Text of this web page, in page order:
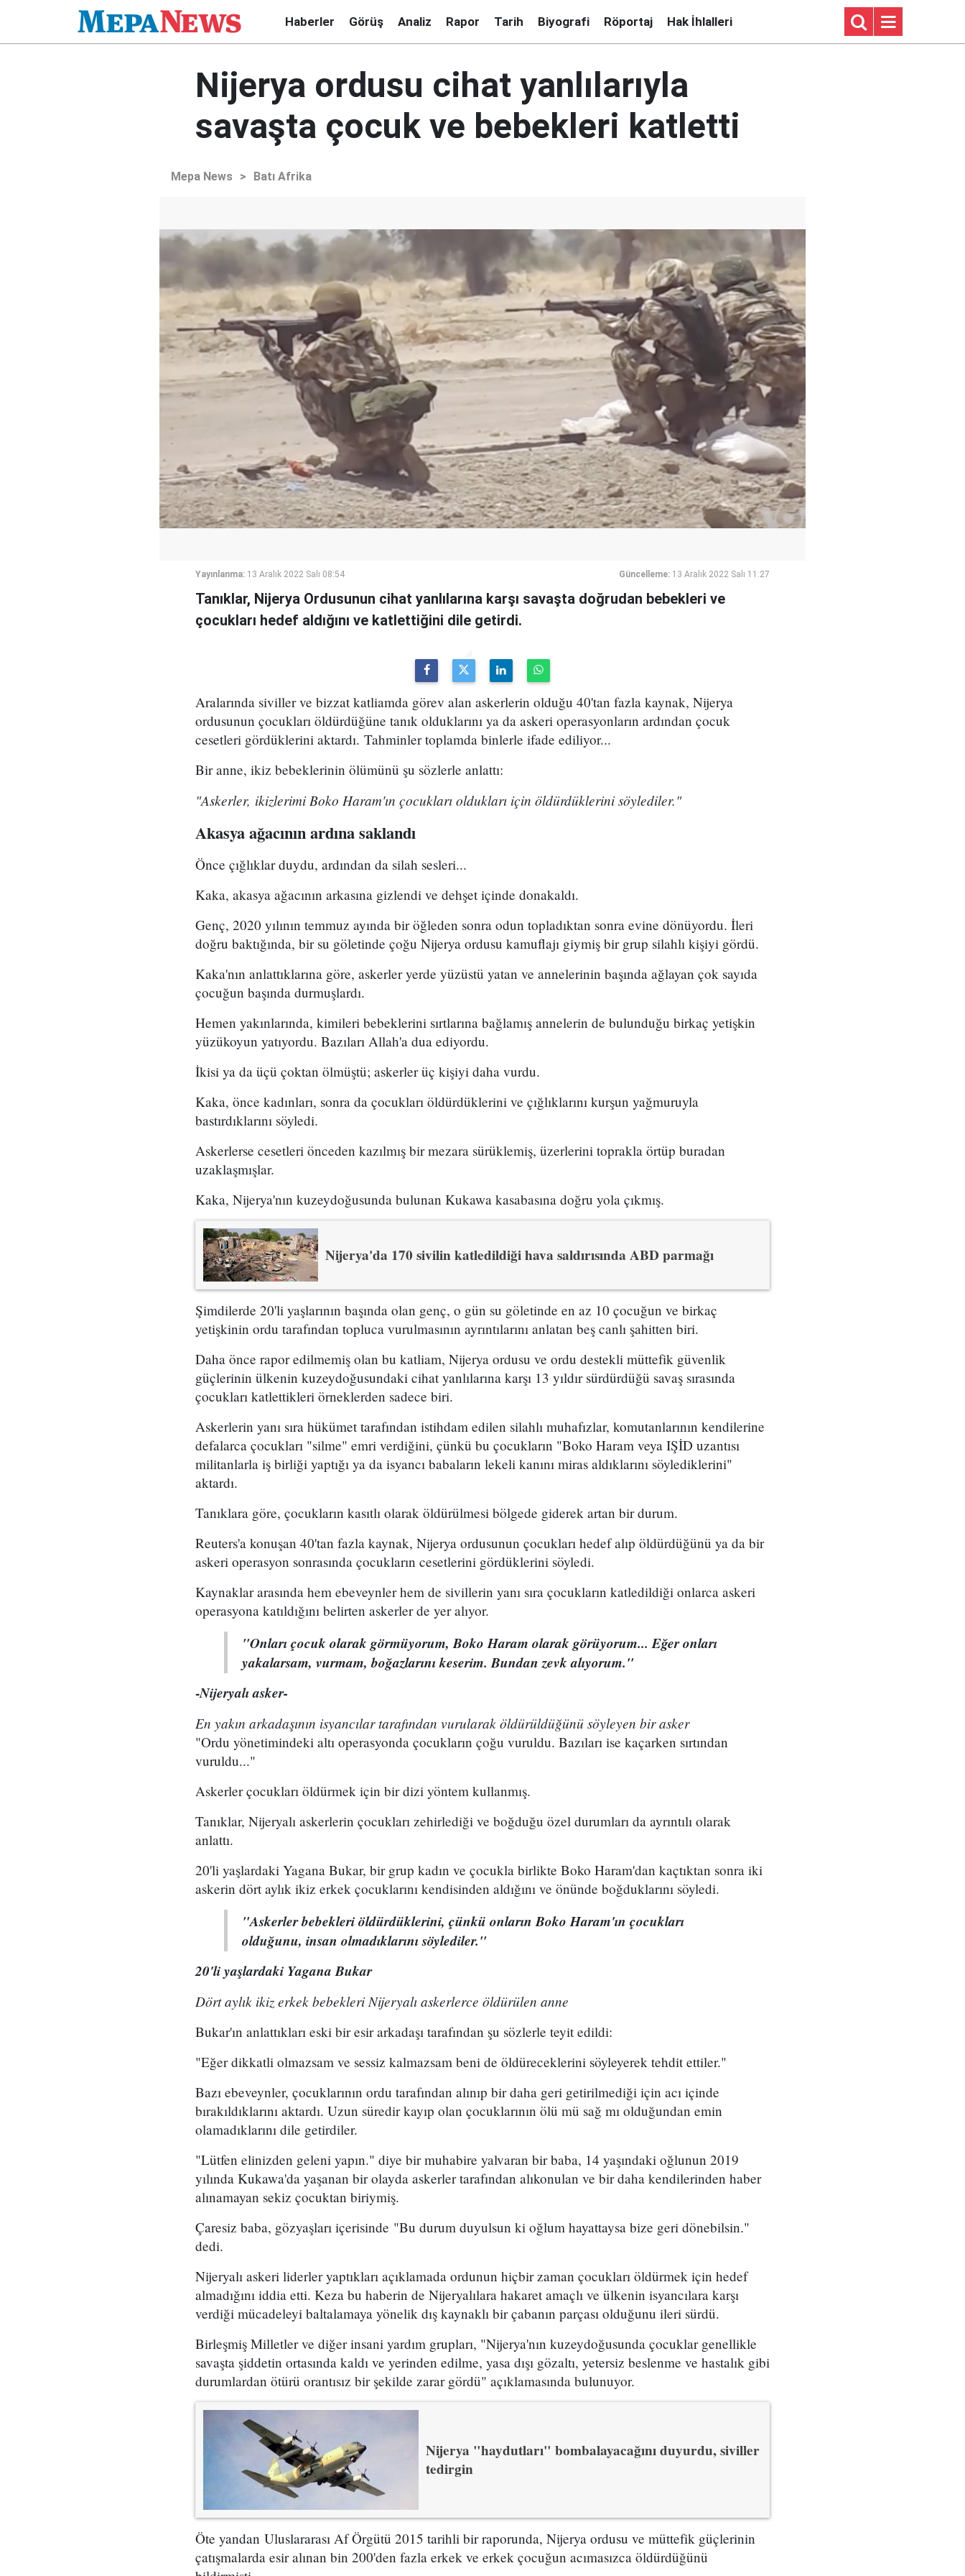
Haberler Görüş Analiz Rapor Tarih Biyografi Röportaj Hak İhlalleri
Nijerya ordusu cihat yanlılarıyla
savaşta çocuk ve bebekleri katletti
Mepa News > Batı Afrika
Yayınlanma: 13 Aralık 2022 Salı 08:54 Güncelleme: 13 Aralık 2022 Salı 11:27
Tanıklar, Nijerya Ordusunun cihat yanlılarına karşı savaşta doğrudan bebekleri ve
çocukları hedef aldığını ve katlettiğini dile getirdi.
Aralarında siviller ve bizzat katliamda görev alan askerlerin olduğu 40'tan fazla kaynak, Nijerya
ordusunun çocukları öldürdüğüne tanık olduklarını ya da askeri operasyonların ardından çocuk
cesetleri gördüklerini aktardı. Tahminler toplamda binlerle ifade ediliyor...
Bir anne, ikiz bebeklerinin ölümünü şu sözlerle anlattı:
"Askerler, ikizlerimi Boko Haram'ın çocukları oldukları için öldürdüklerini söylediler."
Akasya ağacının ardına saklandı
Önce çığlıklar duydu, ardından da silah sesleri...
Kaka, akasya ağacının arkasına gizlendi ve dehşet içinde donakaldı.
Genç, 2020 yılının temmuz ayında bir öğleden sonra odun topladıktan sonra evine dönüyordu. İleri
doğru baktığında, bir su göletinde çoğu Nijerya ordusu kamuflajı giymiş bir grup silahlı kişiyi gördü.
Kaka'nın anlattıklarına göre, askerler yerde yüzüstü yatan ve annelerinin başında ağlayan çok sayıda
çocuğun başında durmuşlardı.
Hemen yakınlarında, kimileri bebeklerini sırtlarına bağlamış annelerin de bulunduğu birkaç yetişkin
yüzükoyun yatıyordu. Bazıları Allah'a dua ediyordu.
İkisi ya da üçü çoktan ölmüştü; askerler üç kişiyi daha vurdu.
Kaka, önce kadınları, sonra da çocukları öldürdüklerini ve çığlıklarını kurşun yağmuruyla
bastırdıklarını söyledi.
Askerlerse cesetleri önceden kazılmış bir mezara sürüklemiş, üzerlerini toprakla örtüp buradan
uzaklaşmışlar.
Kaka, Nijerya'nın kuzeydoğusunda bulunan Kukawa kasabasına doğru yola çıkmış.
Nijerya'da 170 sivilin katledildiği hava saldırısında ABD parmağı
Şimdilerde 20'li yaşlarının başında olan genç, o gün su göletinde en az 10 çocuğun ve birkaç
yetişkinin ordu tarafından topluca vurulmasının ayrıntılarını anlatan beş canlı şahitten biri.
Daha önce rapor edilmemiş olan bu katliam, Nijerya ordusu ve ordu destekli müttefik güvenlik
güçlerinin ülkenin kuzeydoğusundaki cihat yanlılarına karşı 13 yıldır sürdürdüğü savaş sırasında
çocukları katlettikleri örneklerden sadece biri.
Askerlerin yanı sıra hükümet tarafından istihdam edilen silahlı muhafızlar, komutanlarının kendilerine
defalarca çocukları "silme" emri verdiğini, çünkü bu çocukların "Boko Haram veya IŞİD uzantısı
militanlarla iş birliği yaptığı ya da isyancı babaların lekeli kanını miras aldıklarını söylediklerini"
aktardı.
Tanıklara göre, çocukların kasıtlı olarak öldürülmesi bölgede giderek artan bir durum.
Reuters'a konuşan 40'tan fazla kaynak, Nijerya ordusunun çocukları hedef alıp öldürdüğünü ya da bir
askeri operasyon sonrasında çocukların cesetlerini gördüklerini söyledi.
Kaynaklar arasında hem ebeveynler hem de sivillerin yanı sıra çocukların katledildiği onlarca askeri
operasyona katıldığını belirten askerler de yer alıyor.
"Onları çocuk olarak görmüyorum, Boko Haram olarak görüyorum... Eğer onları
yakalarsam, vurmam, boğazlarını keserim. Bundan zevk alıyorum."
-Nijeryalı asker-
En yakın arkadaşının isyancılar tarafından vurularak öldürüldüğünü söyleyen bir asker
"Ordu yönetimindeki altı operasyonda çocukların çoğu vuruldu. Bazıları ise kaçarken sırtından
vuruldu..."
Askerler çocukları öldürmek için bir dizi yöntem kullanmış.
Tanıklar, Nijeryalı askerlerin çocukları zehirlediği ve boğduğu özel durumları da ayrıntılı olarak
anlattı.
20'li yaşlardaki Yagana Bukar, bir grup kadın ve çocukla birlikte Boko Haram'dan kaçtıktan sonra iki
askerin dört aylık ikiz erkek çocuklarını kendisinden aldığını ve önünde boğduklarını söyledi.
"Askerler bebekleri öldürdüklerini, çünkü onların Boko Haram'ın çocukları
olduğunu, insan olmadıklarını söylediler."
20'li yaşlardaki Yagana Bukar
Dört aylık ikiz erkek bebekleri Nijeryalı askerlerce öldürülen anne
Bukar'ın anlattıkları eski bir esir arkadaşı tarafından şu sözlerle teyit edildi:
"Eğer dikkatli olmazsam ve sessiz kalmazsam beni de öldüreceklerini söyleyerek tehdit ettiler."
Bazı ebeveynler, çocuklarının ordu tarafından alınıp bir daha geri getirilmediği için acı içinde
bırakıldıklarını aktardı. Uzun süredir kayıp olan çocuklarının ölü mü sağ mı olduğundan emin
olamadıklarını dile getirdiler.
"Lütfen elinizden geleni yapın." diye bir muhabire yalvaran bir baba, 14 yaşındaki oğlunun 2019
yılında Kukawa'da yaşanan bir olayda askerler tarafından alıkonulan ve bir daha kendilerinden haber
alınamayan sekiz çocuktan biriymiş.
Çaresiz baba, gözyaşları içerisinde "Bu durum duyulsun ki oğlum hayattaysa bize geri dönebilsin."
dedi.
Nijeryalı askeri liderler yaptıkları açıklamada ordunun hiçbir zaman çocukları öldürmek için hedef
almadığını iddia etti. Keza bu haberin de Nijeryalılara hakaret amaçlı ve ülkenin isyancılara karşı
verdiği mücadeleyi baltalamaya yönelik dış kaynaklı bir çabanın parçası olduğunu ileri sürdü.
Birleşmiş Milletler ve diğer insani yardım grupları, "Nijerya'nın kuzeydoğusunda çocuklar genellikle
savaşta şiddetin ortasında kaldı ve yerinden edilme, yasa dışı gözaltı, yetersiz beslenme ve hastalık gibi
durumlardan ötürü orantısız bir şekilde zarar gördü" açıklamasında bulunuyor.
Nijerya "haydutları" bombalayacağını duyurdu, siviller
tedirgin
Öte yandan Uluslararası Af Örgütü 2015 tarihli bir raporunda, Nijerya ordusu ve müttefik güçlerinin
çatışmalarda esir alınan bin 200'den fazla erkek ve erkek çocuğun acımasızca öldürdüğünü